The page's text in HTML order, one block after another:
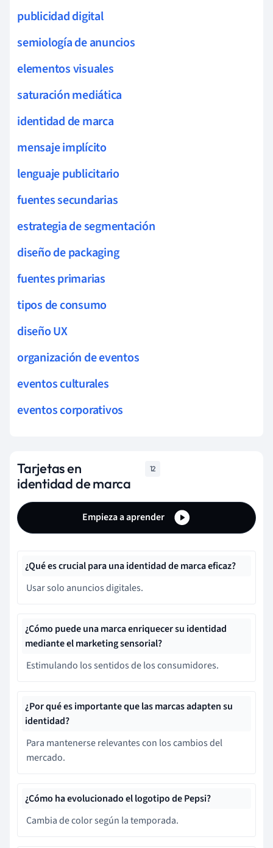
publicidad digital
semiología de anuncios
elementos visuales
saturación mediática
identidad de marca
mensaje implícito
lenguaje publicitario
fuentes secundarias
estrategia de segmentación
diseño de packaging
fuentes primarias
tipos de consumo
diseño UX
organización de eventos
eventos culturales
eventos corporativos
Tarjetas en
identidad de marca
12
Empieza a aprender
¿Qué es crucial para una identidad de marca eficaz?
Usar solo anuncios digitales.
¿Cómo puede una marca enriquecer su identidad
mediante el marketing sensorial?
Estimulando los sentidos de los consumidores.
¿Por qué es importante que las marcas adapten su
identidad?
Para mantenerse relevantes con los cambios del
mercado.
¿Cómo ha evolucionado el logotipo de Pepsi?
Cambia de color según la temporada.